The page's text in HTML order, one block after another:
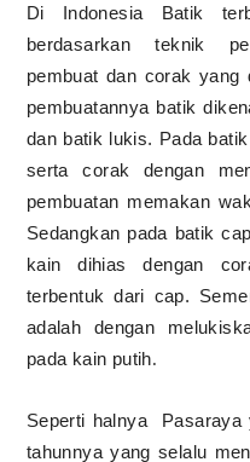
Di Indonesia Batik
berdasarkan teknik
pembuat dan corak yang
pembuatannya batik
dan batik lukis. Pada
serta corak dengan
pembuatan memakan
Sedangkan pada batik
kain dihias dengan
terbentuk dari cap.
adalah dengan
pada kain putih.
Seperti halnya Pasaraya
tahunnya yang selalu